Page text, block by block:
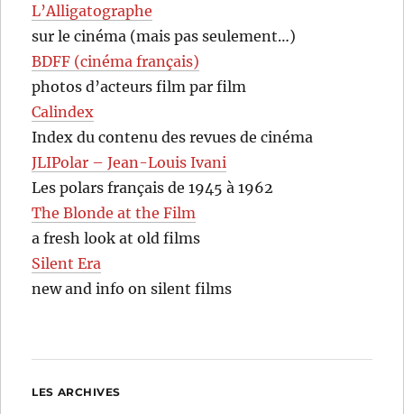
L’Alligatographe
sur le cinéma (mais pas seulement…)
BDFF (cinéma français)
photos d’acteurs film par film
Calindex
Index du contenu des revues de cinéma
JLIPolar – Jean-Louis Ivani
Les polars français de 1945 à 1962
The Blonde at the Film
a fresh look at old films
Silent Era
new and info on silent films
LES ARCHIVES